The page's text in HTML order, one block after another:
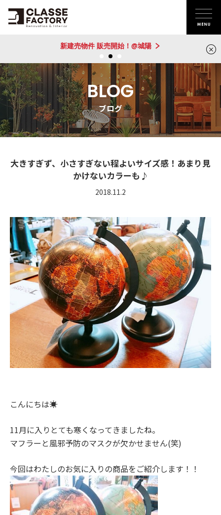
新建売物件 販売開始！@城陽
BLOG
ブログ
大きすぎず、小さすぎない程よいサイズ感！あまり見
かけないカラーも♪
2018.11.2
こんにちは☀
11月に入りとても寒くなってきましたね。
マフラーと風邪予防のマスクが欠かせません(笑)
今回はわたしのお気に入りの商品をご紹介します！！